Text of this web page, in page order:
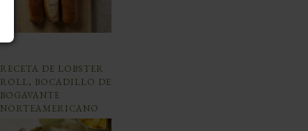
RECETA DE LOBSTER
ROLL, BOCADILLO DE
BOGAVANTE
NORTEAMERICANO